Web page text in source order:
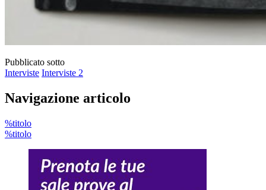
Pubblicato sotto
Interviste Interviste 2
Navigazione articolo
%titolo
%titolo